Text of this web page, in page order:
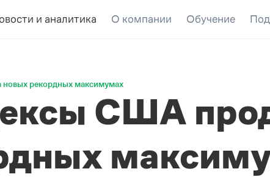
и аналитика О компании Обучение
рекордных максимумах
США